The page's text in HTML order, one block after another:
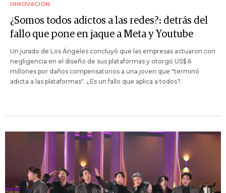
INNOVACIÓN
¿Somos todos adictos a las redes?: detrás del
fallo que pone en jaque a Meta y Youtube
Un jurado de Los Ángeles concluyó que las empresas actuaron con
negligencia en el diseño de sus plataformas y otorgó US$ 6
millones por daños compensatorios a una joven que "terminó
adicta a las plataformas". ¿Es un fallo que aplica a todos?.